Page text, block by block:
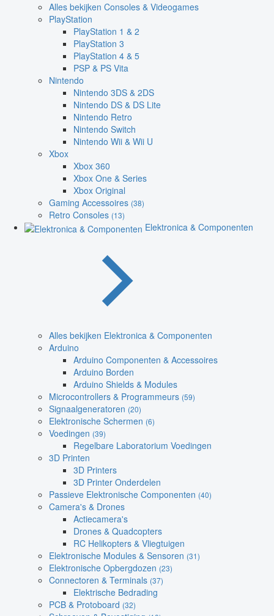
Alles bekijken Consoles & Videogames
PlayStation
PlayStation 1 & 2
PlayStation 3
PlayStation 4 & 5
PSP & PS Vita
Nintendo
Nintendo 3DS & 2DS
Nintendo DS & DS Lite
Nintendo Retro
Nintendo Switch
Nintendo Wii & Wii U
Xbox
Xbox 360
Xbox One & Series
Xbox Original
Gaming Accessoires (38)
Retro Consoles (13)
Elektronica & Componenten
Alles bekijken Elektronica & Componenten
Arduino
Arduino Componenten & Accessoires
Arduino Borden
Arduino Shields & Modules
Microcontrollers & Programmeurs (59)
Signaalgeneratoren (20)
Elektronische Schermen (6)
Voedingen (39)
Regelbare Laboratorium Voedingen
3D Printen
3D Printers
3D Printer Onderdelen
Passieve Elektronische Componenten (40)
Camera's & Drones
Actiecamera's
Drones & Quadcopters
RC Helikopters & Vliegtuigen
Elektronische Modules & Sensoren (31)
Elektronische Opbergdozen (23)
Connectoren & Terminals (37)
Elektrische Bedrading
PCB & Protoboard (32)